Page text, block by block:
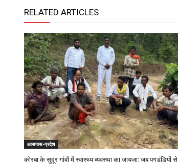
RELATED ARTICLES
आसपास-प्रदेश
कोरबा के सुदूर गांवों में स्वास्थ्य व्यवस्था का जायजा: जब पगडंडियों से